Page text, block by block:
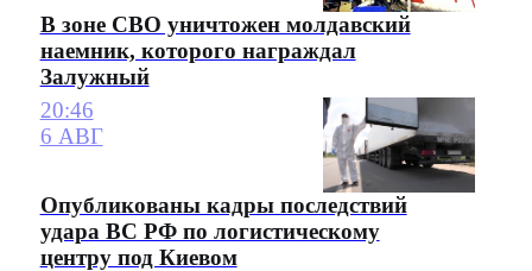
В зоне СВО уничтожен молдавский
наемник, которого награждал
Залужный
20:46
6 АВГ
Опубликованы кадры последствий
удара ВС РФ по логистическому
центру под Киевом